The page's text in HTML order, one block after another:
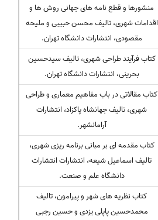
منشورها و قطع نامه های جهانی روش ها و
اقدامات شهری، تالیف محسن حبیبی و ملیحه
مقصودی، انتشارات دانشگاه تهران.
کتاب فرآیند طراحی شهری، تالیف سیدحسین
بحرینی، انتشارات دانشگاه تهران.
کتاب مقالاتی در باب مفاهیم معماری و طراحی
شهری، تالیف جهانشاه پاکزاد، انتشارات
آرامانشهر.
کتاب مقدمه ای بر مبانی برنامه ریزی شهری،
تالیف اسماعیل شیعه، انتشارات انتشارات
دانشگاه علم و صنعت.
کتاب نظریه های شهر و پیرامون، تالیف
محمدحسین پاپلی یزدی و حسین رجبی